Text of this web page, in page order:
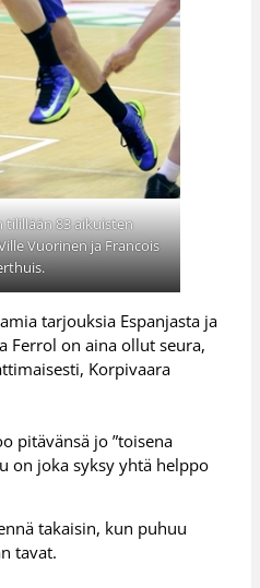
tilillään 83 aikuisten
Vuorinen ja Francois
tarjouksia Espanjasta ja
Ferrol on aina ollut seura,
Korpivaara
pitävänsä jo ”toisena
on joka syksy yhtä helppo
takaisin, kun puhuu
tavat.